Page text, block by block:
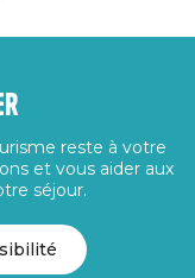
reste à votre
et vous aider aux
séjour.